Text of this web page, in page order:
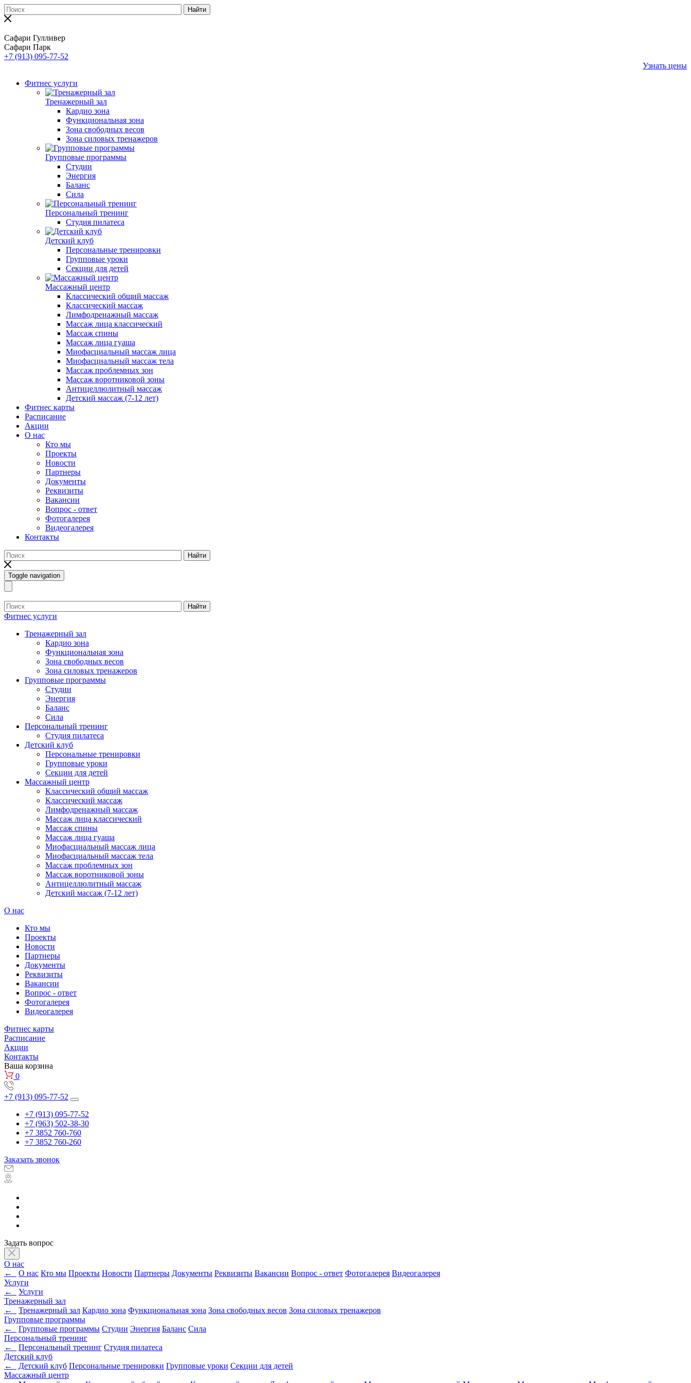
Найти
Сафари Гулливер
Сафари Парк
+7 (913) 095-77-52
Узнать цены
Фитнес услуги
Тренажерный зал
Кардио зона
Функциональная зона
Зона свободных весов
Зона силовых тренажеров
Групповые программы
Студии
Энергия
Баланс
Сила
Персональный тренинг
Студия пилатеса
Детский клуб
Персональные тренировки
Групповые уроки
Секции для детей
Массажный центр
Классический общий массаж
Классический массаж
Лимфодренажный массаж
Массаж лица классический
Массаж спины
Массаж лица гуаша
Миофасциальный массаж лица
Миофасциальный массаж тела
Массаж проблемных зон
Массаж воротниковой зоны
Антицеллюлитный массаж
Детский массаж (7-12 лет)
Фитнес карты
Расписание
Акции
О нас
Кто мы
Проекты
Новости
Партнеры
Документы
Реквизиты
Вакансии
Вопрос - ответ
Фотогалерея
Видеогалерея
Контакты
Найти
Toggle navigation
Найти
Фитнес услуги
Тренажерный зал
Кардио зона
Функциональная зона
Зона свободных весов
Зона силовых тренажеров
Групповые программы
Студии
Энергия
Баланс
Сила
Персональный тренинг
Студия пилатеса
Детский клуб
Персональные тренировки
Групповые уроки
Секции для детей
Массажный центр
Классический общий массаж
Классический массаж
Лимфодренажный массаж
Массаж лица классический
Массаж спины
Массаж лица гуаша
Миофасциальный массаж лица
Миофасциальный массаж тела
Массаж проблемных зон
Массаж воротниковой зоны
Антицеллюлитный массаж
Детский массаж (7-12 лет)
О нас
Кто мы
Проекты
Новости
Партнеры
Документы
Реквизиты
Вакансии
Вопрос - ответ
Фотогалерея
Видеогалерея
Фитнес карты
Расписание
Акции
Контакты
Ваша корзина
0
+7 (913) 095-77-52
+7 (913) 095-77-52
+7 (963) 502-38-30
+7 3852 760-760
+7 3852 760-260
Заказать звонок
Задать вопрос
О нас
←
О нас Кто мы Проекты Новости Партнеры Документы Реквизиты Вакансии Вопрос - ответ Фотогалерея Видеогалерея
Услуги
←
Услуги
Тренажерный зал
←
Тренажерный зал Кардио зона Функциональная зона Зона свободных весов Зона силовых тренажеров
Групповые программы
←
Групповые программы Студии Энергия Баланс Сила
Персональный тренинг
←
Персональный тренинг Студия пилатеса
Детский клуб
←
Детский клуб Персональные тренировки Групповые уроки Секции для детей
Массажный центр